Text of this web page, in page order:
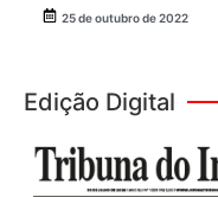
25 de outubro de 2022
Edição Digital